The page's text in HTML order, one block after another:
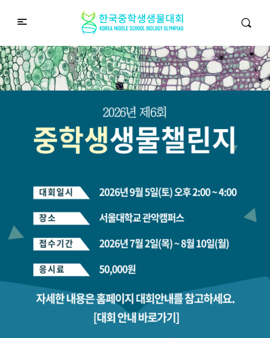
중학생생물챌린지
Middle School Korea Biology Olympiad
2026 대회 접수 안내